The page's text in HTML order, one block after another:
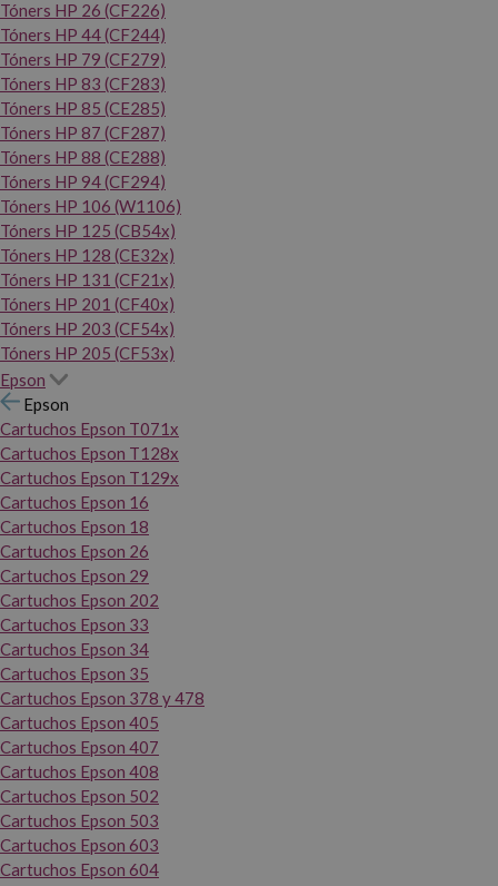
Tóners HP 26 (CF226)
Tóners HP 44 (CF244)
Tóners HP 79 (CF279)
Tóners HP 83 (CF283)
Tóners HP 85 (CE285)
Tóners HP 87 (CF287)
Tóners HP 88 (CE288)
Tóners HP 94 (CF294)
Tóners HP 106 (W1106)
Tóners HP 125 (CB54x)
Tóners HP 128 (CE32x)
Tóners HP 131 (CF21x)
Tóners HP 201 (CF40x)
Tóners HP 203 (CF54x)
Tóners HP 205 (CF53x)
Epson
Epson
Cartuchos Epson T071x
Cartuchos Epson T128x
Cartuchos Epson T129x
Cartuchos Epson 16
Cartuchos Epson 18
Cartuchos Epson 26
Cartuchos Epson 29
Cartuchos Epson 202
Cartuchos Epson 33
Cartuchos Epson 34
Cartuchos Epson 35
Cartuchos Epson 378 y 478
Cartuchos Epson 405
Cartuchos Epson 407
Cartuchos Epson 408
Cartuchos Epson 502
Cartuchos Epson 503
Cartuchos Epson 603
Cartuchos Epson 604